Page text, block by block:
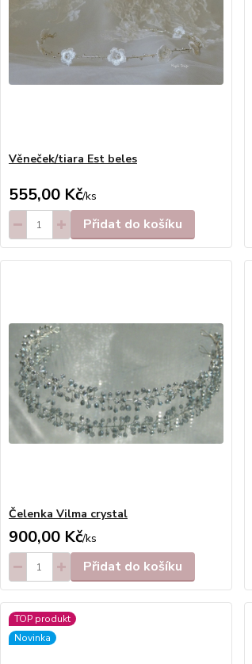
Věneček/tiara Est beles
555,00 Kč/ks
Přidat do košíku
Čelenka Vilma crystal
900,00 Kč/ks
Přidat do košíku
TOP produkt
Novinka